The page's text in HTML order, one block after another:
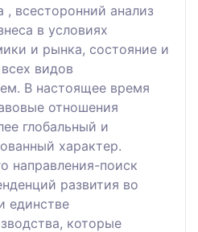
, всесторонний анализ
в условиях
и рынка, состояние и
видов
В настоящее время
отношения
глобальный и
характер.
направления-поиск
развития во
единстве
которые